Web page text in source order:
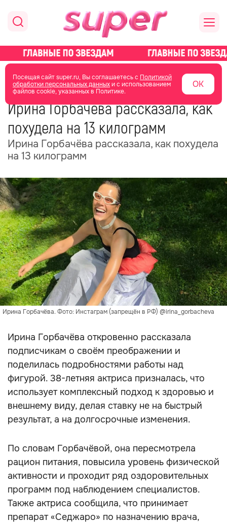
Посещая сайт super.ru, Вы соглашаетесь с Политикой
обработки персональных данныхи с использованием
файлов cookie, указанных в Политике.
ОК
главная новости о звездах новости
02 июня 04:27
Ирина Горбачёва рассказала, как
похудела на 13 килограмм
Ирина Горбачёва рассказала, как похудела
на 13 килограмм
Ирина Горбачёва. Фото: Инстаграм (запрещён в РФ) @irina_gorbacheva
Ирина Горбачёва откровенно рассказала
подписчикам о своём преображении и
поделилась подробностями работы над
фигурой. 38-летняя актриса призналась, что
использует комплексный подход к здоровью и
внешнему виду, делая ставку не на быстрый
результат, а на долгосрочные изменения.
По словам Горбачёвой, она пересмотрела
рацион питания, повысила уровень физической
активности и проходит ряд оздоровительных
программ под наблюдением специалистов.
Также актриса сообщила, что принимает
препарат «Седжаро» по назначению врача,